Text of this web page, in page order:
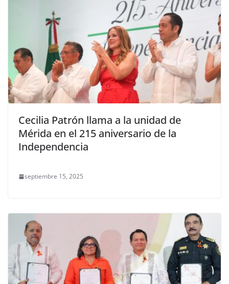
Cecilia Patrón llama a la unidad de
Mérida en el 215 aniversario de la
Independencia
septiembre 15, 2025